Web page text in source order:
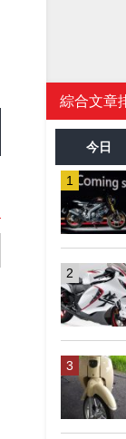
綜合文章
今日